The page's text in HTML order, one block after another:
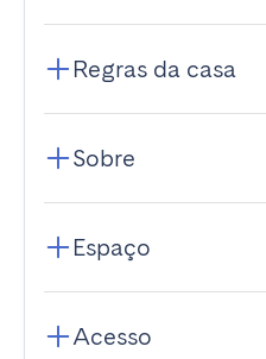
Regras da casa
Sobre
Espaço
Acesso